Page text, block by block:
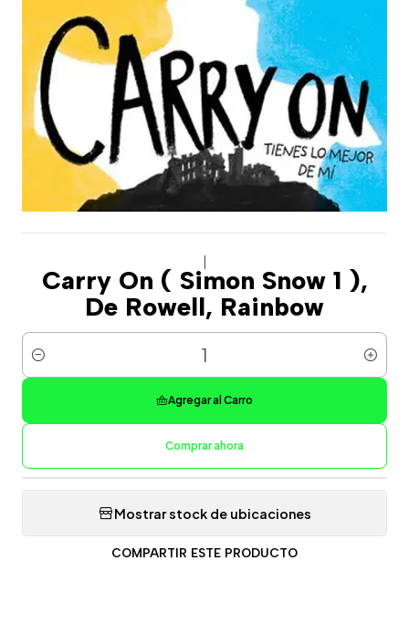
Carry On ( Simon Snow 1 ),
De Rowell, Rainbow
Cantidad
Agregar al Carro
Comprar ahora
Mostrar stock de ubicaciones
COMPARTIR ESTE PRODUCTO